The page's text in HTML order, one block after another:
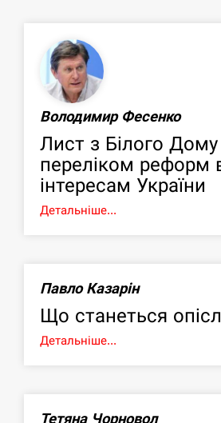
Володимир Фесенко
Лист з Білого Дому
переліком реформ
інтересам України
Детальніше...
Павло Казарін
Що станеться
Детальніше...
Тетяна Чорновол